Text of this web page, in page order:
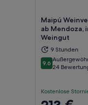
Maipú
ab Mendoza,
Weingut
9 Stunden
9.69.6 von 10
24
Kostenlose
Der